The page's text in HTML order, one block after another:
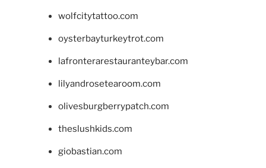
wolfcitytattoo.com
oysterbayturkeytrot.com
lafronterarestauranteybar.com
lilyandrosetearoom.com
olivesburgberrypatch.com
theslushkids.com
giobastian.com